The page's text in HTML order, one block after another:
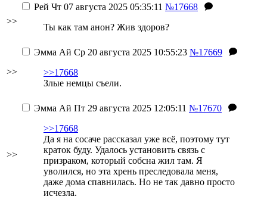
>>
Рей Чт 07 августа 2025 05:35:11 №17668
Ты как там анон? Жив здоров?
>>
Эмма Ай Ср 20 августа 2025 10:55:23 №17669
>>17668
Злые немцы съели.
>>
Эмма Ай Пт 29 августа 2025 12:05:11 №17670
>>17668
Да я на сосаче рассказал уже всё, поэтому тут
краток буду. Удалось установить связь с
призраком, который собсна жил там. Я
уволился, но эта хрень преследовала меня,
даже дома спавнилась. Но не так давно просто
исчезла.